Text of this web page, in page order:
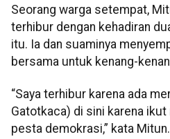
Seorang warga setempat,
terhibur dengan kehadiran
itu. Ia dan suaminya
bersama untuk kenang-
“Saya terhibur karena ada
Gatotkaca) di sini karena
pesta demokrasi,” kata Mitun.